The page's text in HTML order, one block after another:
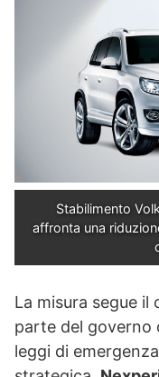
Stabilimento
affronta una
La misura segue
parte del governo
leggi di